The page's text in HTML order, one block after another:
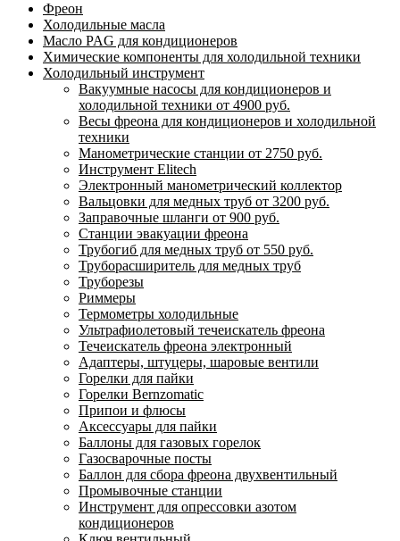
Фреон
Холодильные масла
Масло PAG для кондиционеров
Химические компоненты для холодильной техники
Холодильный инструмент
Вакуумные насосы для кондиционеров и
холодильной техники от 4900 руб.
Весы фреона для кондиционеров и холодильной
техники
Манометрические станции от 2750 руб.
Инструмент Elitech
Электронный манометрический коллектор
Вальцовки для медных труб от 3200 руб.
Заправочные шланги от 900 руб.
Станции эвакуации фреона
Трубогиб для медных труб от 550 руб.
Труборасширитель для медных труб
Труборезы
Риммеры
Термометры холодильные
Ультрафиолетовый течеискатель фреона
Течеискатель фреона электронный
Адаптеры, штуцеры, шаровые вентили
Горелки для пайки
Горелки Bernzomatic
Припои и флюсы
Аксессуары для пайки
Баллоны для газовых горелок
Газосварочные посты
Баллон для сбора фреона двухвентильный
Промывочные станции
Инструмент для опрессовки азотом
кондиционеров